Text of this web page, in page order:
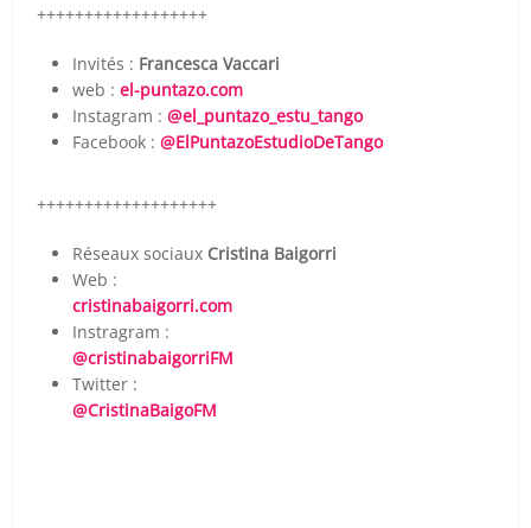
++++++++++++++++++
Invités : Francesca Vaccari
web : el-puntazo.com
Instagram :@el_puntazo_estu_tango
Facebook :@ElPuntazoEstudioDeTango
+++++++++++++++++++
Réseaux sociaux Cristina Baigorri
Web :
cristinabaigorri.com
Instragram :
@cristinabaigorriFM
Twitter :
@CristinaBaigoFM